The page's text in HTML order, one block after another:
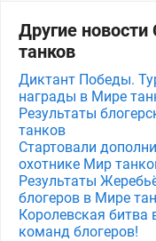
Другие
танков
Диктант Победы.
награды в Мире
Результаты
танков
Стартовали
охотнике Мир
Результаты
блогеров в Мире
Королевская битва
команд блогеров!